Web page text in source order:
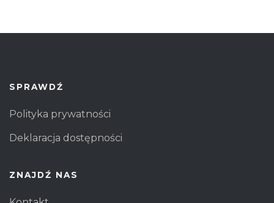
SPRAWDŹ
Polityka prywatności
Deklaracja dostępności
ZNAJDŹ NAS